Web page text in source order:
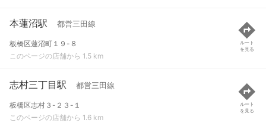
本蓮沼駅 都営三田線
板橋区蓮沼町１９-８
このページの店舗から 1.5 km
ルート
を見る
志村三丁目駅 都営三田線
板橋区志村３-２３-１
このページの店舗から 1.6 km
ルート
を見る